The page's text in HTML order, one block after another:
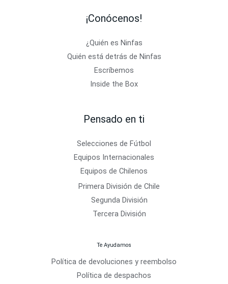
¡Conócenos!
¿Quién es Ninfas
Quién está detrás de Ninfas
Escríbemos
Inside the Box
Pensado en ti
Selecciones de Fútbol
Equipos Internacionales
Equipos de Chilenos
Primera División de Chile
Segunda División
Tercera División
Te Ayudamos
Política de devoluciones y reembolso
Política de despachos